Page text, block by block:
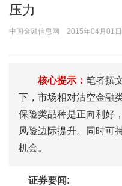
压力
中国金融信息网 2015年04月01
核心提示： 笔者撰
下，市场相对沽空金融
保险类品种是正向利好
风险边际提升。同时可
机会。
证券要闻: